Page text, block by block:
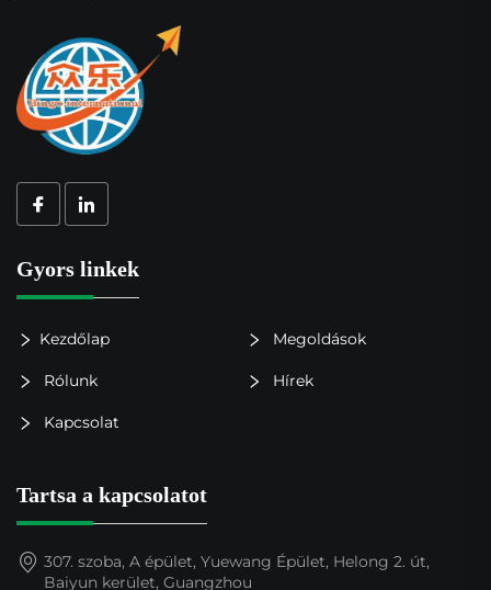
Gyors linkek
Kezdőlap Megoldások
Rólunk Hírek
Kapcsolat
Tartsa a kapcsolatot
307. szoba, A épület, Yuewang Épület, Helong 2. út,
Baiyun kerület, Guangzhou